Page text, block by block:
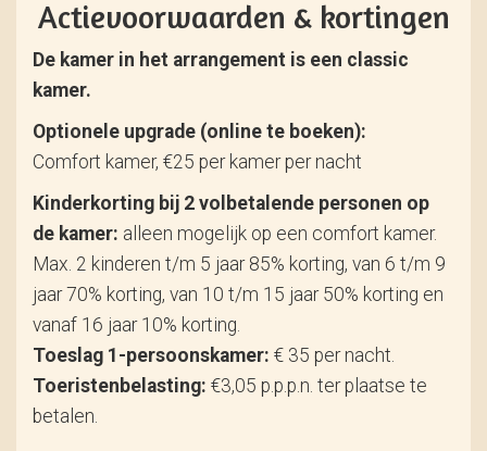
Actievoorwaarden & kortingen
De kamer in het arrangement is een classic
kamer.
Optionele upgrade (online te boeken):
Comfort kamer, €25 per kamer per nacht
Kinderkorting bij 2 volbetalende personen op
de kamer: alleen mogelijk op een comfort kamer.
Max. 2 kinderen t/m 5 jaar 85% korting, van 6 t/m 9
jaar 70% korting, van 10 t/m 15 jaar 50% korting en
vanaf 16 jaar 10% korting.
Toeslag 1-persoonskamer: € 35 per nacht.
Toeristenbelasting: €3,05 p.p.p.n. ter plaatse te
betalen.